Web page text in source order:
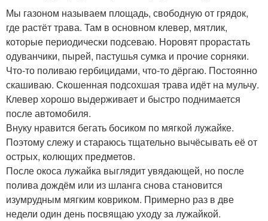
Мы газоном называем площадь, свободную от грядок,
где растёт трава. Там в основном клевер, мятлик,
которые периодически подсеваю. Норовят прорастать
одуванчики, пырей, пастушья сумка и прочие сорняки.
Что-то поливаю гербицидами, что-то дёргаю. Постоянно
скашиваю. Скошенная подсохшая трава идёт на мульчу.
Клевер хорошо выдерживает и быстро поднимается
после автомобиля.
Внуку нравится бегать босиком по мягкой лужайке.
Поэтому слежу и стараюсь тщательно вычёсывать её от
острых, колющих предметов.
После окоса лужайка выглядит увядающей, но после
полива дождём или из шланга снова становится
изумрудным мягким ковриком. Примерно раз в две
недели один день посвящаю уходу за лужайкой.